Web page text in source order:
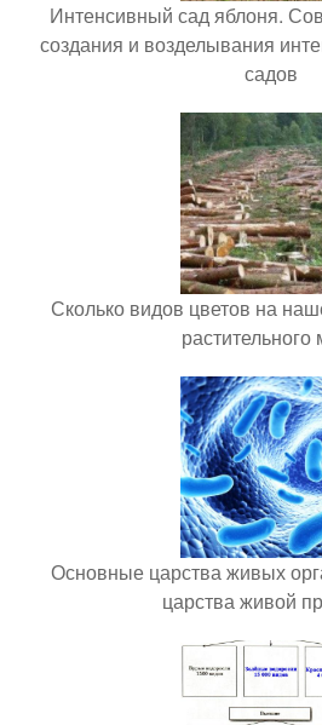
Интенсивный сад яблоня.
создания и возделывания
садов
Сколько видов цветов на
растительного
Основные царства живых
царства живой